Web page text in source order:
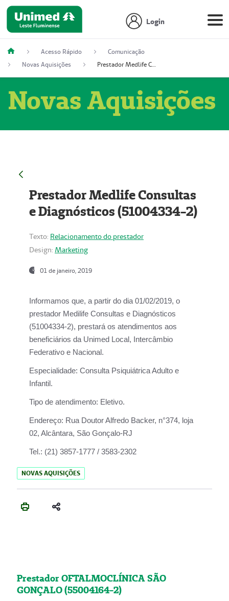
Login
Acesso Rápido
Comunicação
Novas Aquisições
Prestador Medlife Consultas e Diagnósticos (51004334-2)
Novas Aquisições
Prestador Medlife Consultas
e Diagnósticos (51004334-2)
Texto: Relacionamento do prestador
Design: Marketing
01 de janeiro, 2019
Informamos que, a partir do dia 01/02/2019, o
prestador Medilife Consultas e Diagnósticos
(51004334-2), prestará os atendimentos aos
beneficiários da Unimed Local, Intercâmbio
Federativo e Nacional.
Especialidade: Consulta Psiquiátrica Adulto e
Infantil.
Tipo de atendimento: Eletivo.
Endereço: Rua Doutor Alfredo Backer, n°374, loja
02, Alcântara, São Gonçalo-RJ
Tel.: (21) 3857-1777 / 3583-2302
NOVAS AQUISIÇÕES
Prestador OFTALMOCLÍNICA SÃO
GONÇALO (55004164-2)